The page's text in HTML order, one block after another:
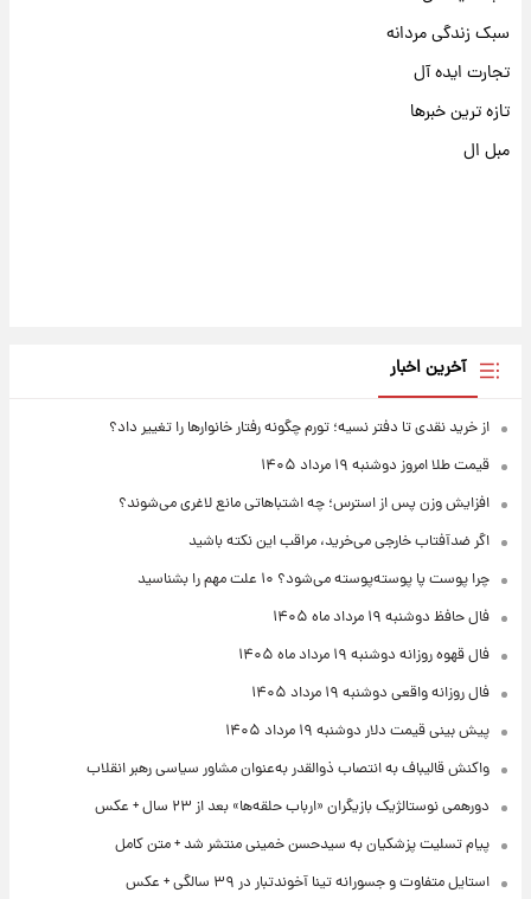
سبک زندگی مردانه
تجارت ایده آل
تازه ترین خبرها
مبل ال
آخرین اخبار
از خرید نقدی تا دفتر نسیه؛ تورم چگونه رفتار خانوارها را تغییر داد؟
قیمت طلا امروز دوشنبه ۱۹ مرداد ۱۴۰۵
افزایش وزن پس از استرس؛ چه اشتباهاتی مانع لاغری می‌شوند؟
اگر ضدآفتاب خارجی می‌خرید، مراقب این نکته باشید
چرا پوست پا پوسته‌پوسته می‌شود؟ ۱۰ علت مهم را بشناسید
فال حافظ دوشنبه ۱۹ مرداد ماه ۱۴۰۵
فال قهوه روزانه دوشنبه ۱۹ مرداد ماه ۱۴۰۵
فال روزانه واقعی دوشنبه ۱۹ مرداد ۱۴۰۵
پیش‌ بینی قیمت دلار دوشنبه ۱۹ مرداد ۱۴۰۵
واکنش قالیباف به انتصاب ذوالقدر به‌عنوان مشاور سیاسی رهبر انقلاب
دورهمی نوستالژیک بازیگران «ارباب حلقه‌ها» بعد از ۲۳ سال + عکس
پیام تسلیت پزشکیان به سیدحسن خمینی منتشر شد + متن کامل
استایل متفاوت و جسورانه تینا آخوندتبار در ۳۹ سالگی + عکس